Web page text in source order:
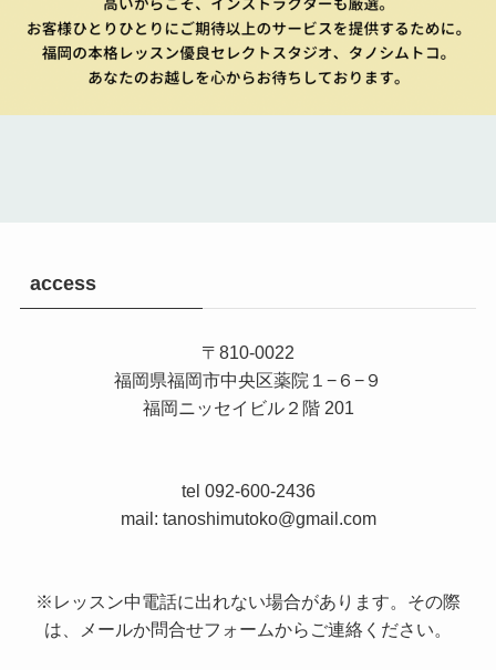
access
〒810-0022
福岡県福岡市中央区薬院１−６−９
福岡ニッセイビル２階 201
tel 092-600-2436
mail: tanoshimutoko@gmail.com
※レッスン中電話に出れない場合があります。その際
は、メールか問合せフォームからご連絡ください。